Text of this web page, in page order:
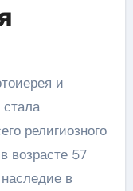
и
стала
религиозного
возрасте 57
в